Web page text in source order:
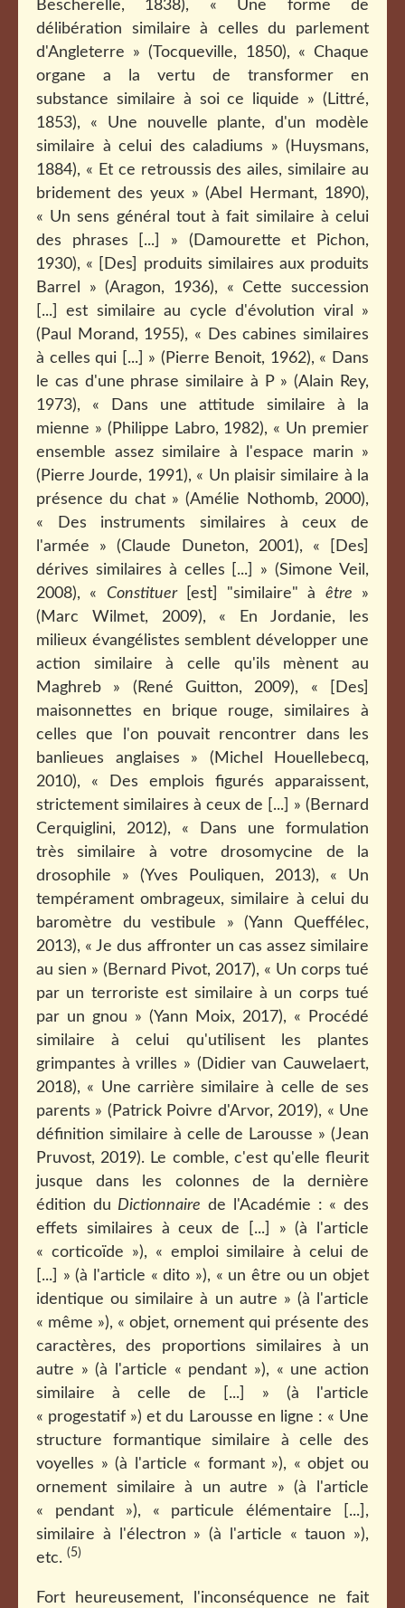
Bescherelle, 1838), « Une forme de
délibération similaire à celles du parlement
d'Angleterre » (Tocqueville, 1850), « Chaque
organe a la vertu de transformer en
substance similaire à soi ce liquide » (Littré,
1853), « Une nouvelle plante, d'un modèle
similaire à celui des caladiums » (Huysmans,
1884), « Et ce retroussis des ailes, similaire au
bridement des yeux » (Abel Hermant, 1890),
« Un sens général tout à fait similaire à celui
des phrases [...] » (Damourette et Pichon,
1930), « [Des] produits similaires aux produits
Barrel » (Aragon, 1936), « Cette succession
[...] est similaire au cycle d'évolution viral »
(Paul Morand, 1955), « Des cabines similaires
à celles qui [...] » (Pierre Benoit, 1962), « Dans
le cas d'une phrase similaire à P » (Alain Rey,
1973), « Dans une attitude similaire à la
mienne » (Philippe Labro, 1982), « Un premier
ensemble assez similaire à l'espace marin »
(Pierre Jourde, 1991), « Un plaisir similaire à la
présence du chat » (Amélie Nothomb, 2000),
« Des instruments similaires à ceux de
l'armée » (Claude Duneton, 2001), « [Des]
dérives similaires à celles [...] » (Simone Veil,
2008), « Constituer[est] "similaire" à être »
(Marc Wilmet, 2009), « En Jordanie, les
milieux évangélistes semblent développer une
action similaire à celle qu'ils mènent au
Maghreb » (René Guitton, 2009), « [Des]
maisonnettes en brique rouge, similaires à
celles que l'on pouvait rencontrer dans les
banlieues anglaises » (Michel Houellebecq,
2010), « Des emplois figurés apparaissent,
strictement similaires à ceux de [...] » (Bernard
Cerquiglini, 2012), « Dans une formulation
très similaire à votre drosomycine de la
drosophile » (Yves Pouliquen, 2013), « Un
tempérament ombrageux, similaire à celui du
baromètre du vestibule » (Yann Queffélec,
2013), « Je dus affronter un cas assez similaire
au sien » (Bernard Pivot, 2017), « Un corps tué
par un terroriste est similaire à un corps tué
par un gnou » (Yann Moix, 2017), « Procédé
similaire à celui qu'utilisent les plantes
grimpantes à vrilles » (Didier van Cauwelaert,
2018), « Une carrière similaire à celle de ses
parents » (Patrick Poivre d'Arvor, 2019), « Une
définition similaire à celle de Larousse » (Jean
Pruvost, 2019). Le comble, c'est qu'elle fleurit
jusque dans les colonnes de la dernière
édition du Dictionnaire de l'Académie : « des
effets similaires à ceux de [...] » (à l'article
« corticoïde »), « emploi similaire à celui de
[...] » (à l'article « dito »), « un être ou un objet
identique ou similaire à un autre » (à l'article
« même »), « objet, ornement qui présente des
caractères, des proportions similaires à un
autre » (à l'article « pendant »), « une action
similaire à celle de [...] » (à l'article
« progestatif ») et du Larousse en ligne : « Une
structure formantique similaire à celle des
voyelles » (à l'article « formant »), « objet ou
ornement similaire à un autre » (à l'article
« pendant »), « particule élémentaire [...],
similaire à l'électron » (à l'article « tauon »),
etc. (5)
Fort heureusement, l'inconséquence ne fait